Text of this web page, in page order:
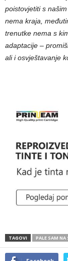
poistovjetiti s
nema kraja,
trenutke nema s
adaptacije –
ali i osvještavanje
TAGOVI PALE SAM NA